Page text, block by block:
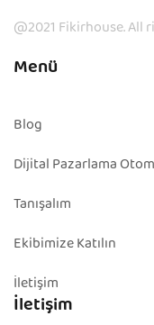
@2021 Fikirhouse. All
Menü
Blog
Dijital Pazarlama
Tanışalım
Ekibimize Katılın
İletişim
İletişim